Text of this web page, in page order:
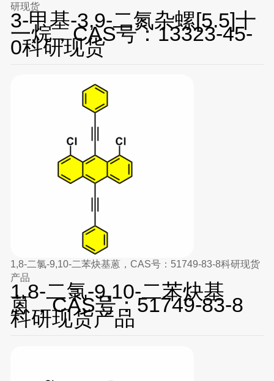
研现货
3-甲基-3,9-二氮杂螺[5.5]十
一烷，CAS号：13323-45-
0科研现货
1,8-二氯-9,10-二苯炔基蒽，CAS号：51749-83-8科研现货
产品
1,8-二氯-9,10-二苯炔基
蒽，CAS号：51749-83-8
科研现货产品